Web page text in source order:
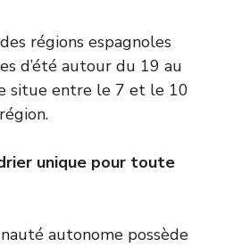
régions espagnoles
d’été autour du 19 au
situe entre le 7 et le 10
unique pour toute
autonome possède